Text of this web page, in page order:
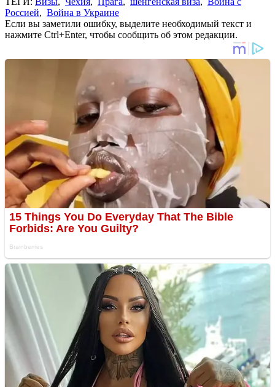
Россией, Война в Украине
Если вы заметили ошибку, выделите необходимый текст и
нажмите Ctrl+Enter, чтобы сообщить об этом редакции.